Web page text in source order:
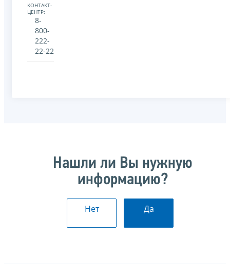
КОНТАКТ-
ЦЕНТР:
8-
800-
222-
22-22
Нашли ли Вы нужную
информацию?
Нет Да